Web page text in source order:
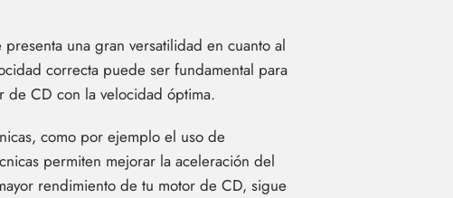
una gran versatilidad en cuanto al
correcta puede ser fundamental para
de CD con la velocidad óptima.
como por ejemplo el uso de
permiten mejorar la aceleración del
rendimiento de tu motor de CD, sigue